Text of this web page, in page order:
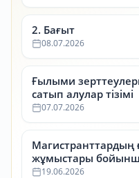
2. Бағыт
08.07.2026
Ғылыми
сатып алулар тізімі
07.07.2026
Магистранттардың
жұмыстары
19.06.2026